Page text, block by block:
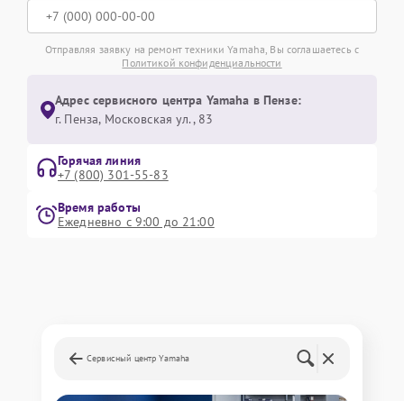
Отправляя заявку на ремонт техники Yamaha, Вы соглашаетесь с
Политикой конфиденциальности
Адрес сервисного центра Yamaha в Пензе:
г. Пенза, Московская ул., 83
Горячая линия
+7 (800) 301-55-83
Время работы
Ежедневно с 9:00 до 21:00
Сервисный центр Yamaha